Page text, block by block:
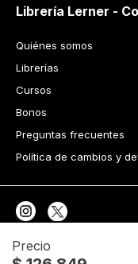
Precio
Librería Lerner -
Quiénes somos
Librerías
Cursos
Bonos
Preguntas frecuentes
Política de cambios y